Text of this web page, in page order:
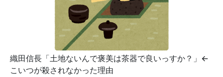
織田信長「土地ないんで褒美は茶器で良いっすか？」←
こいつが殺されなかった理由